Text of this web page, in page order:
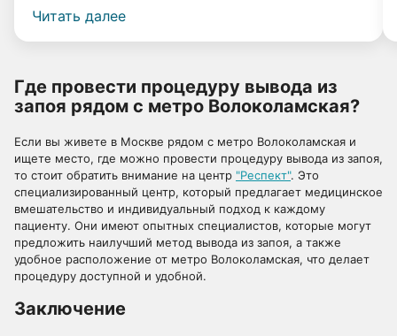
мне вернуться к нормальной жизни. Прошло 4 года, и
Читать далее
Где провести процедуру вывода из
запоя рядом с метро Волоколамская?
Если вы живете в Москве рядом с метро Волоколамская и
ищете место, где можно провести процедуру вывода из запоя,
то стоит обратить внимание на центр "Респект". Это
специализированный центр, который предлагает медицинское
вмешательство и индивидуальный подход к каждому
пациенту. Они имеют опытных специалистов, которые могут
предложить наилучший метод вывода из запоя, а также
удобное расположение от метро Волоколамская, что делает
процедуру доступной и удобной.
Заключение